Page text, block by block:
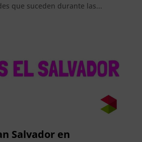
que suceden durante las...
Salvador en